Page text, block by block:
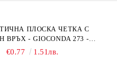
ПЛОСКА ЧЕТКА С
ВРЪХ - GIOCONDA 273 -
€0.77 1.51лв.